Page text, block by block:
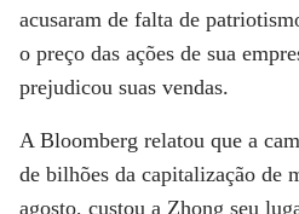
acusaram de falta de
o preço das ações de sua
prejudicou suas vendas.
A Bloomberg relatou que a
de bilhões da capitalização de
agosto, custou a Zhong seu